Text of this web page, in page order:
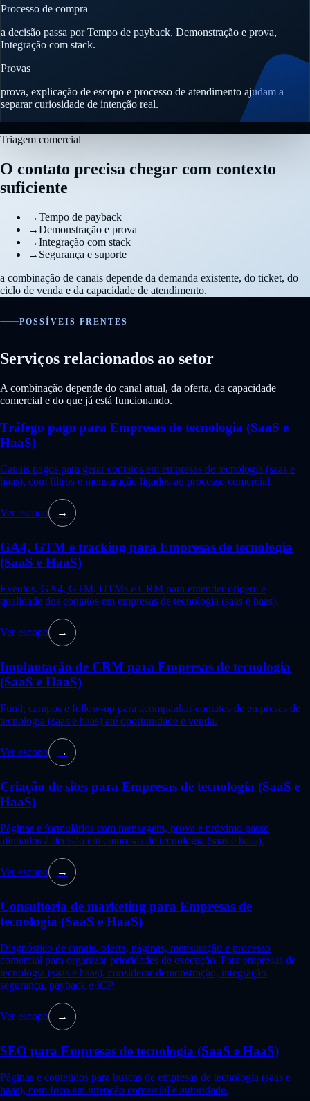
Processo de compra
a decisão passa por Tempo de payback, Demonstração e prova,
Integração com stack.
Provas
prova, explicação de escopo e processo de atendimento ajudam a
separar curiosidade de intenção real.
Triagem comercial
O contato precisa chegar com contexto
suficiente
→Tempo de payback
→Demonstração e prova
→Integração com stack
→ Segurança e suporte
a combinação de canais depende da demanda existente, do ticket, do
ciclo de venda e da capacidade de atendimento.
POSSÍVEIS FRENTES
Serviços relacionados ao setor
A combinação depende do canal atual, da oferta, da capacidade
comercial e do que já está funcionando.
Tráfego pago para Empresas de tecnologia (SaaS e
HaaS)
Canais pagos para gerar contatos em empresas de tecnologia (saas e
haas), com filtros e mensuração ligados ao processo comercial.
Ver escopo →
GA4, GTM e tracking para Empresas de tecnologia
(SaaS e HaaS)
Eventos, GA4, GTM, UTMs e CRM para entender origem e
qualidade dos contatos em empresas de tecnologia (saas e haas).
Ver escopo →
Implantação de CRM para Empresas de tecnologia
(SaaS e HaaS)
Funil, campos e follow-up para acompanhar contatos de empresas de
tecnologia (saas e haas) até oportunidade e venda.
Ver escopo →
Criação de sites para Empresas de tecnologia (SaaS e
HaaS)
Páginas e formulários com mensagem, prova e próximo passo
alinhados à decisão em empresas de tecnologia (saas e haas).
Ver escopo →
Consultoria de marketing para Empresas de
tecnologia (SaaS e HaaS)
Diagnóstico de canais, oferta, páginas, mensuração e processo
comercial para organizar prioridades de execução. Para empresas de
tecnologia (saas e haas), considerar demonstração, integração,
segurança, payback e ICP.
Ver escopo →
SEO para Empresas de tecnologia (SaaS e HaaS)
Páginas e conteúdos para buscas de empresas de tecnologia (saas e
haas), com foco em intenção comercial e autoridade.